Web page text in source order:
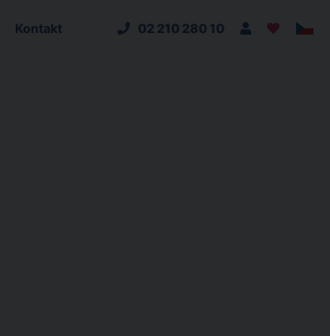
Kontakt 02 210 280 10